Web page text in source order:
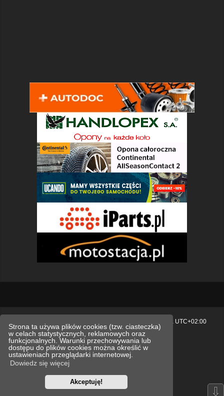
Strona ta używa plików cookies (tzw. ciasteczka)
w celach statystycznych, reklamowych oraz
funkcjonalnych. Warunki przechowywania lub
dostępu do plików cookies można określić w
ustawieniach przeglądarki internetowej.
Dowiedz się więcej
Akceptuję!
Strefa czasowa UTC+02:00
Polityka prywatności.
Technologię dostarczaphpBB® Forum Software © phpBB Limited
Polski pakiet językowy dostarczaphpBB.pl
we_universal created by INVENTEA & v12mike
phpBB SEO ⇩